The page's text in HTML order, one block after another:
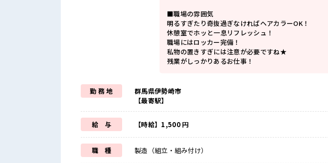
■職場の雰囲気
明るすぎたり奇抜過ぎなければヘアカラーOK！
休憩室でホッと一息リフレッシュ！
職場にはロッカー完備！
私物の置きすぎには注意が必要ですね★
残業がしっかりあるお仕事！
勤 務 地
群馬県伊勢崎市
【最寄駅】
給 与 【時給】1,500 円
職 種 製造（組立・組み付け）